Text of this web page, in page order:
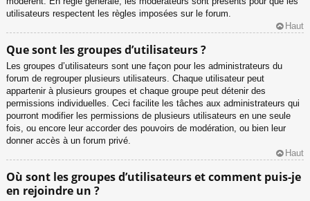
utilisateurs respectent les règles imposées sur le forum.
Haut
Que sont les groupes d’utilisateurs ?
Les groupes d’utilisateurs sont une façon pour les administrateurs du
forum de regrouper plusieurs utilisateurs. Chaque utilisateur peut
appartenir à plusieurs groupes et chaque groupe peut détenir des
permissions individuelles. Ceci facilite les tâches aux administrateurs qui
pourront modifier les permissions de plusieurs utilisateurs en une seule
fois, ou encore leur accorder des pouvoirs de modération, ou bien leur
donner accès à un forum privé.
Haut
Où sont les groupes d’utilisateurs et comment puis-je
en rejoindre un ?